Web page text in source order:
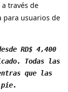
través de
para usuarios de
RD$ 4,400
Todas las
que las
pie.